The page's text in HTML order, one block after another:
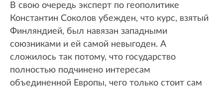
В свою очередь эксперт по геополитике
Константин Соколов убежден, что курс, взятый
Финляндией, был навязан западными
союзниками и ей самой невыгоден. А
сложилось так потому, что государство
полностью подчинено интересам
объединенной Европы, чего только стоит сам